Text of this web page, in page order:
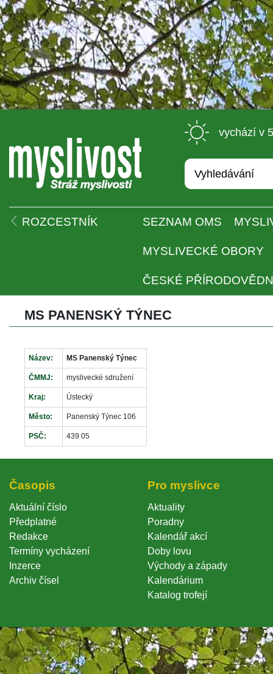
vychází v
ROZCESTNÍK SEZNAM OMS
MYSLIVECKÉ OBORY
ČESKÉ
MS PANENSKÝ TÝNEC
Název: MS Panenský Týnec
ČMMJ: myslivecké sdružení
Kraj: Ústecký
Město: Panenský Týnec 106
PSČ: 439 05
Časopi
Aktuální číslo
Předplatné
Redakce
Termíny vycházení
Inzerce
Archiv čísel
Pro myslivce
Aktuality
Poradny
Kalendář akcí
Doby lovu
Východy a západy
Kalendárium
Katalog trofejí